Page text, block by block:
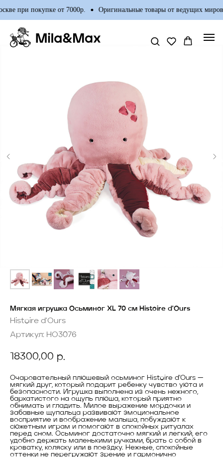
при покупке от 7000р. Оригинальные товары от ведущих
Мягкая игрушка Осьминог XL 70 cм Histoire d'Ours
Histoire d'Ours
Артикул: HO3076
18300,00 р.
Очаровательный плюшевый осьминог Histoire d'Ours —
мягкий друг, который подарит ребенку чувство уюта и
безопасности. Игрушка выполнена из очень нежного,
бархатистого на ощупь плюша, который приятно
обнимать и гладить. Милое выражение мордочки и
забавные щупальца развивают эмоциональное
восприятие и воображение малыша, побуждают к
сюжетным играм и помогают в спокойных ритуалах
перед сном. Осьминог достаточно мягкий и легкий, его
удобно держать маленькими ручками, брать с собой в
кроватку, коляску или в поездку. Нежные, спокойные
оттенки не перегружают зрение и гармонично